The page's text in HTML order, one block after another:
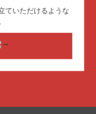
ていただけるような